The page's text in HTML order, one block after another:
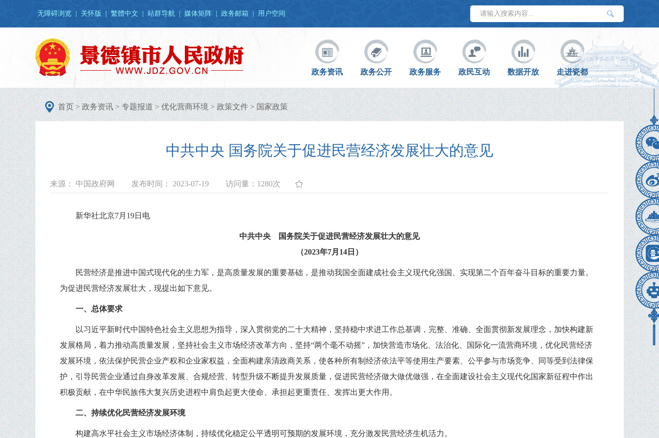
无障碍浏览 关怀版 繁體中文 站群导航 媒体矩阵 政务邮箱 用户空间
政务资讯 政务公开 政务服务 政民互动 数据开放 走进瓷都
首页>政务资讯>专题报道>优化营商环境>政策文件>国家政策
中共中央 国务院关于促进民营经济发展壮大的意见
来源： 中国政府网 发布时间： 2023-07-19 访问量： 1280次
新华社北京7月19日电
中共中央 国务院关于促进民营经济发展壮大的意见
（2023年7月14日）
民营经济是推进中国式现代化的生力军，是高质量发展的重要基础，是推动我国全面建成社会主义现代化强国、实现第二个百年奋斗目标的重要力量。
为促进民营经济发展壮大，现提出如下意见。
一、总体要求
以习近平新时代中国特色社会主义思想为指导，深入贯彻党的二十大精神，坚持稳中求进工作总基调，完整、准确、全面贯彻新发展理念，加快构建新
发展格局，着力推动高质量发展，坚持社会主义市场经济改革方向，坚持“两个毫不动摇”，加快营造市场化、法治化、国际化一流营商环境，优化民营经济
发展环境，依法保护民营企业产权和企业家权益，全面构建亲清政商关系，使各种所有制经济依法平等使用生产要素、公平参与市场竞争、同等受到法律保
护，引导民营企业通过自身改革发展、合规经营、转型升级不断提升发展质量，促进民营经济做大做优做强，在全面建设社会主义现代化国家新征程中作出
积极贡献，在中华民族伟大复兴历史进程中肩负起更大使命、承担起更重责任、发挥出更大作用。
二、持续优化民营经济发展环境
构建高水平社会主义市场经济体制，持续优化稳定公平透明可预期的发展环境，充分激发民营经济生机活力。